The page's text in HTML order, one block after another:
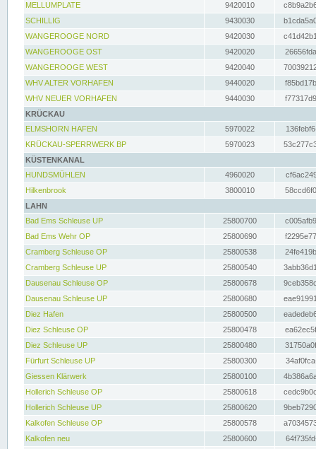
MELLUMPLATE
9420010
SCHILLIG
9430030
WANGEROOGE NORD
9420030
WANGEROOGE OST
9420020
WANGEROOGE WEST
9420040
WHV ALTER VORHAFEN
9440020
WHV NEUER VORHAFEN
9440030
KRÜCKAU
ELMSHORN HAFEN
5970022
KRÜCKAU-SPERRWERK BP
5970023
KÜSTENKANAL
HUNDSMÜHLEN
4960020
Hilkenbrook
3800010
LAHN
Bad Ems Schleuse UP
25800700
Bad Ems Wehr OP
25800690
Cramberg Schleuse OP
25800538
Cramberg Schleuse UP
25800540
Dausenau Schleuse OP
25800678
Dausenau Schleuse UP
25800680
Diez Hafen
25800500
Diez Schleuse OP
25800478
Diez Schleuse UP
25800480
Fürfurt Schleuse UP
25800300
Giessen Klärwerk
25800100
Hollerich Schleuse OP
25800618
Hollerich Schleuse UP
25800620
Kalkofen Schleuse OP
25800578
Kalkofen neu
25800600